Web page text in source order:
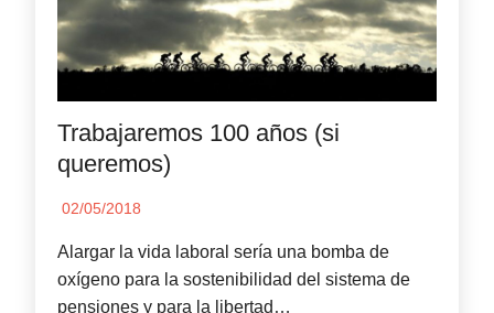
Trabajaremos 100 años (si
queremos)
02/05/2018
Alargar la vida laboral sería una bomba de
oxígeno para la sostenibilidad del sistema de
pensiones y para la libertad…